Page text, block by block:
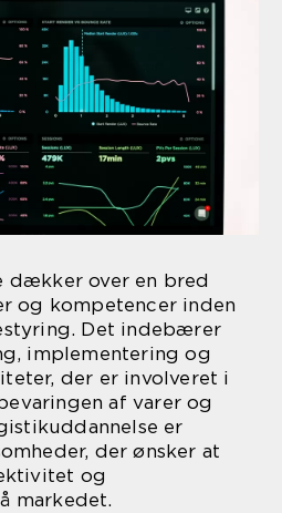
dækker over en bred
og kompetencer inden
Det indebærer
implementering og
der er involveret i
af varer og
er
der ønsker at
og
markedet.